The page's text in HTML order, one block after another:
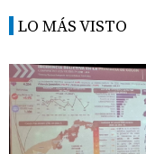
LO MÁS VISTO